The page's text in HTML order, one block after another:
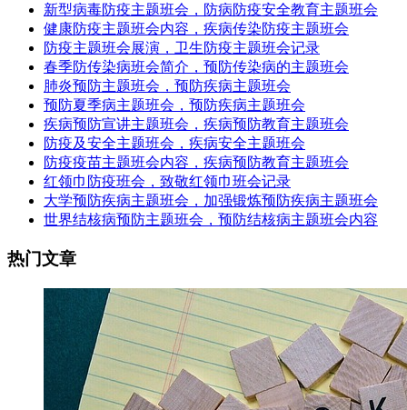
新型病毒防疫主题班会，防病防疫安全教育主题班会
健康防疫主题班会内容，疾病传染防疫主题班会
防疫主题班会展演，卫生防疫主题班会记录
春季防传染病班会简介，预防传染病的主题班会
肺炎预防主题班会，预防疾病主题班会
预防夏季病主题班会，预防疾病主题班会
疾病预防宣讲主题班会，疾病预防教育主题班会
防疫及安全主题班会，疾病安全主题班会
防疫疫苗主题班会内容，疾病预防教育主题班会
红领巾防疫班会，致敬红领巾班会记录
大学预防疾病主题班会，加强锻炼预防疾病主题班会
世界结核病预防主题班会，预防结核病主题班会内容
热门文章